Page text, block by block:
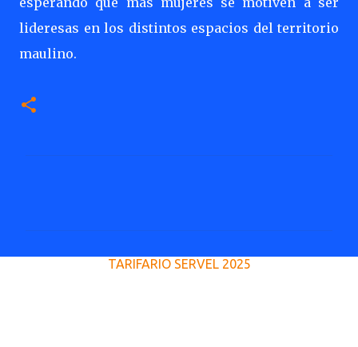
lideresas en los distintos espacios del territorio
maulino.
TARIFARIO SERVEL 2025